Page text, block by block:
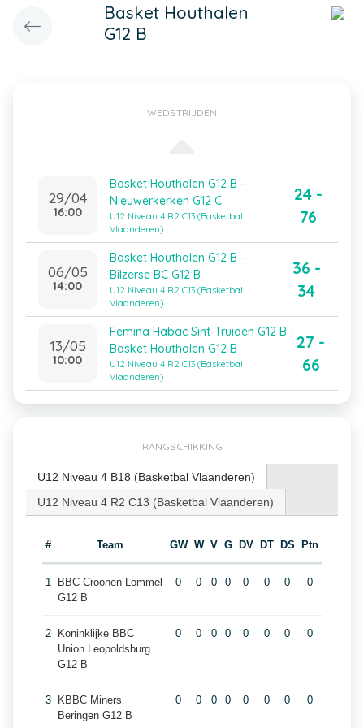
Basket Houthalen
G12 B
WEDSTRIJDEN
29/04
16:00
Basket Houthalen G12 B -
Nieuwerkerken G12 C
U12 Niveau 4 R2 C13 (Basketbal
Vlaanderen)
24 -
76
06/05
14:00
Basket Houthalen G12 B -
Bilzerse BC G12 B
U12 Niveau 4 R2 C13 (Basketbal
Vlaanderen)
36 -
34
13/05
10:00
Femina Habac Sint-Truiden G12 B -
Basket Houthalen G12 B
U12 Niveau 4 R2 C13 (Basketbal
Vlaanderen)
27 -
66
RANGSCHIKKING
U12 Niveau 4 B18 (Basketbal Vlaanderen)
U12 Niveau 4 R2 C13 (Basketbal Vlaanderen)
# Team GW W V G DV DT DS Ptn
1
BBC Croonen Lommel
G12 B
0 0 0 0 0 0 0 0
2
Koninklijke BBC
Union Leopoldsburg
G12 B
0 0 0 0 0 0 0 0
3
KBBC Miners
Beringen G12 B
0 0 0 0 0 0 0 0